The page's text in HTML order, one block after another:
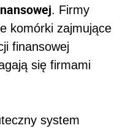
. Firmy
komórki zajmujące
finansowej
się firmami
system